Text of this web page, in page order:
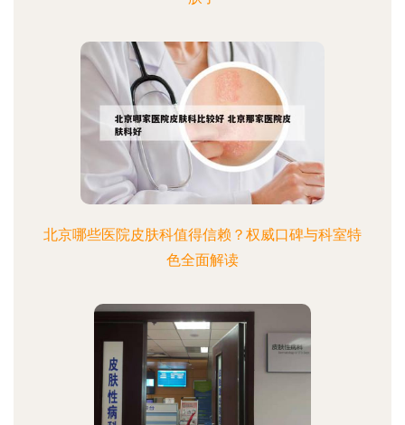
北京哪些医院皮肤科值得信赖？权威口碑与科室特
色全面解读